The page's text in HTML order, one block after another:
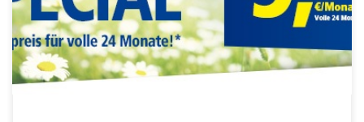
Sommer-Special ist da! Ab sofort können Sie die 1&1 All-Net-Flat
Tarife zum Aktionspreis erhalten. So gibt es […]